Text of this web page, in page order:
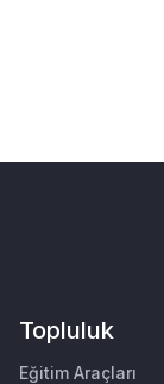
Topluluk
Eğitim Araçları